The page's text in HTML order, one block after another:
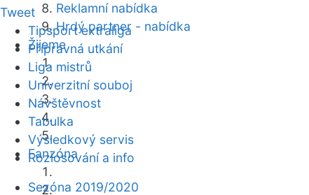
Reklamní nabídka
Hrdý partner - nabídka
Žijeme
Fanzóna
Tweet
Tipsport extraliga
Přípravná utkání
Liga mistrů
Univerzitní souboj
Návštěvnost
Tabulka
Výsledkový servis
Rozlosování a info
Sezóna 2019/2020